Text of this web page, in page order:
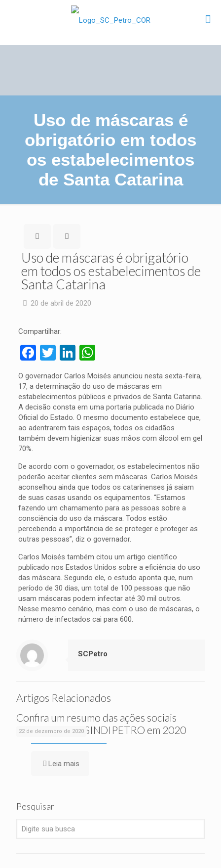
Uso de máscaras é
obrigatório em todos
os estabelecimentos
de Santa Catarina
Uso de máscaras é obrigatório
em todos os estabelecimentos de
Santa Catarina
20 de abril de 2020
Compartilhar:
Facebook
TwitterLinkedIn
WhatsApp
O governador Carlos Moisés anunciou nesta sexta-feira,
17, a determinação do uso de máscaras em
estabelecimentos públicos e privados de Santa Catarina.
A decisão consta em uma portaria publicada no Diário
Oficial do Estado. O mesmo documento estabelece que,
ao adentrarem tais espaços, todos os cidadãos
também devem higienizar suas mãos com álcool em gel
70%.
De acordo com o governador, os estabelecimentos não
poderão aceitar clientes sem máscaras. Carlos Moisés
aconselhou ainda que todos os catarinenses já saiam
de suas casas usando os equipamentos. “Estamos
fazendo um chamamento para as pessoas sobre a
consciência do uso da máscara. Todos estão
percebendo a importância de se proteger e proteger as
outras pessoas”, diz o governador.
Carlos Moisés também citou um artigo científico
publicado nos Estados Unidos sobre a eficiência do uso
das máscara. Segundo ele, o estudo aponta que, num
período de 30 dias, um total de 100 pessoas que não
usam máscaras podem infectar até 30 mil outros.
Nesse mesmo cenário, mas com o uso de máscaras, o
número de infectados cai para 600.
SCPetro
Artigos Relacionados
22 de dezembro de 2020
Confira um resumo das ações sociais
realizadas pelo SINDIPETRO em 2020
Leia mais
Pesquisar